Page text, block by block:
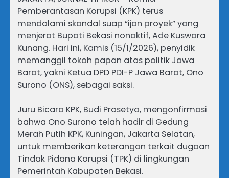
Pemberantasan Korupsi (KPK) terus
mendalami skandal suap “ijon proyek” yang
menjerat Bupati Bekasi nonaktif, Ade Kuswara
Kunang. Hari ini, Kamis (15/1/2026), penyidik
memanggil tokoh papan atas politik Jawa
Barat, yakni Ketua DPD PDI-P Jawa Barat, Ono
Surono (ONS), sebagai saksi.
Juru Bicara KPK, Budi Prasetyo, mengonfirmasi
bahwa Ono Surono telah hadir di Gedung
Merah Putih KPK, Kuningan, Jakarta Selatan,
untuk memberikan keterangan terkait dugaan
Tindak Pidana Korupsi (TPK) di lingkungan
Pemerintah Kabupaten Bekasi.